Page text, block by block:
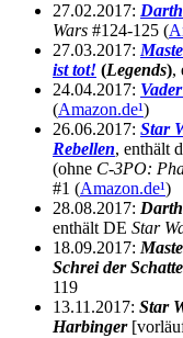
27.02.2017:
Wars #124-125 (
27.03.2017:
ist tot! (Legends),
24.04.2017:
(Amazon.de¹)
26.06.2017: Star
Rebellen, enthält
(ohne C-3PO:
#1 (Amazon.de¹)
28.08.2017:
enthält DE Star
18.09.2017:
Schrei der
119
13.11.2017: Star
Harbinger